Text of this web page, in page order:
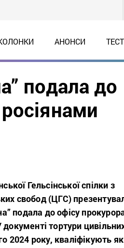
АНОНСИ
подала до
Гельсінської спілки з
свобод (ЦГС)
подала до офісу
тортури
2024 року, кваліфікують як